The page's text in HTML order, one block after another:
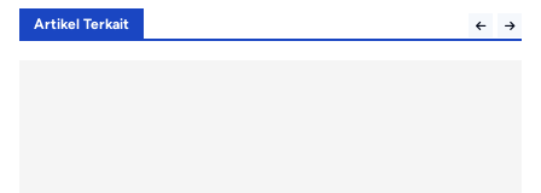
Artikel Terkait